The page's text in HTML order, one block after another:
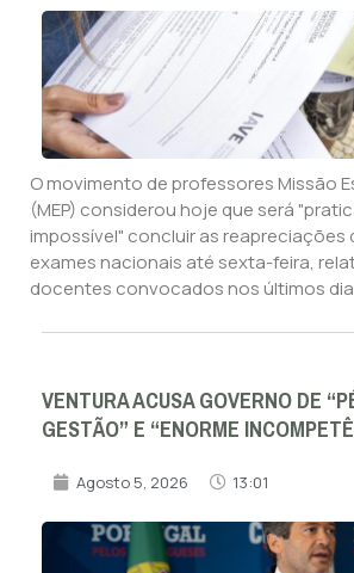
O movimento de professores Missão
(MEP) considerou hoje que será
impossível" concluir as reapreciações
exames nacionais até sexta-feira,
docentes convocados nos últimos
VENTURA ACUSA GOVERNO DE
GESTÃO” E “ENORME
Agosto 5, 2026 13:01